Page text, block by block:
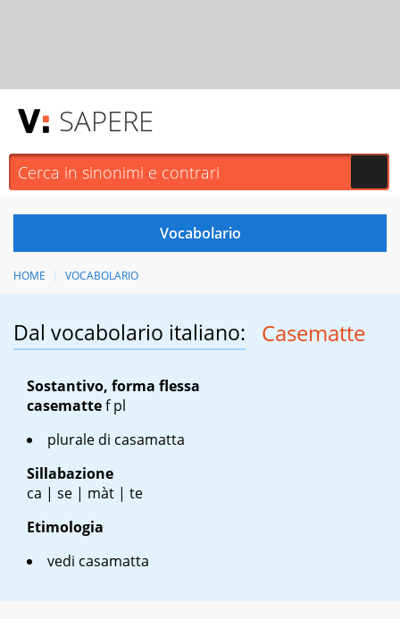
SAPERE
HOME VOCABOLARIO
Dal vocabolario italiano: Casematte
Sostantivo, forma flessa
casemattef pl
plurale di casamatta
Sillabazione
ca | se | màt | te
Etimologia
vedi casamatta